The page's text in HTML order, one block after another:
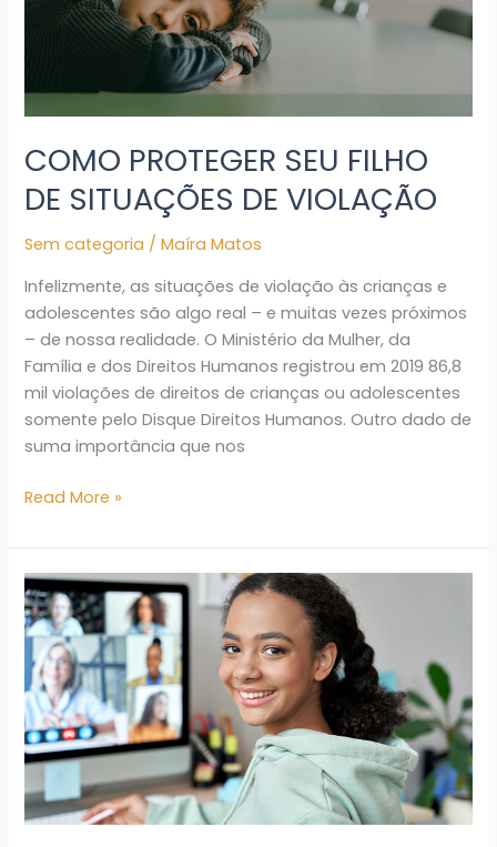
COMO PROTEGER SEU FILHO
DE SITUAÇÕES DE VIOLAÇÃO
Sem categoria /Maíra Matos
Infelizmente, as situações de violação às crianças e
adolescentes são algo real – e muitas vezes próximos
– de nossa realidade. O Ministério da Mulher, da
Família e dos Direitos Humanos registrou em 2019 86,8
mil violações de direitos de crianças ou adolescentes
somente pelo Disque Direitos Humanos. Outro dado de
suma importância que nos
SITUAÇÕES
Read More »
O
MUNDO
DIGITAL
A
JUVENTUDE